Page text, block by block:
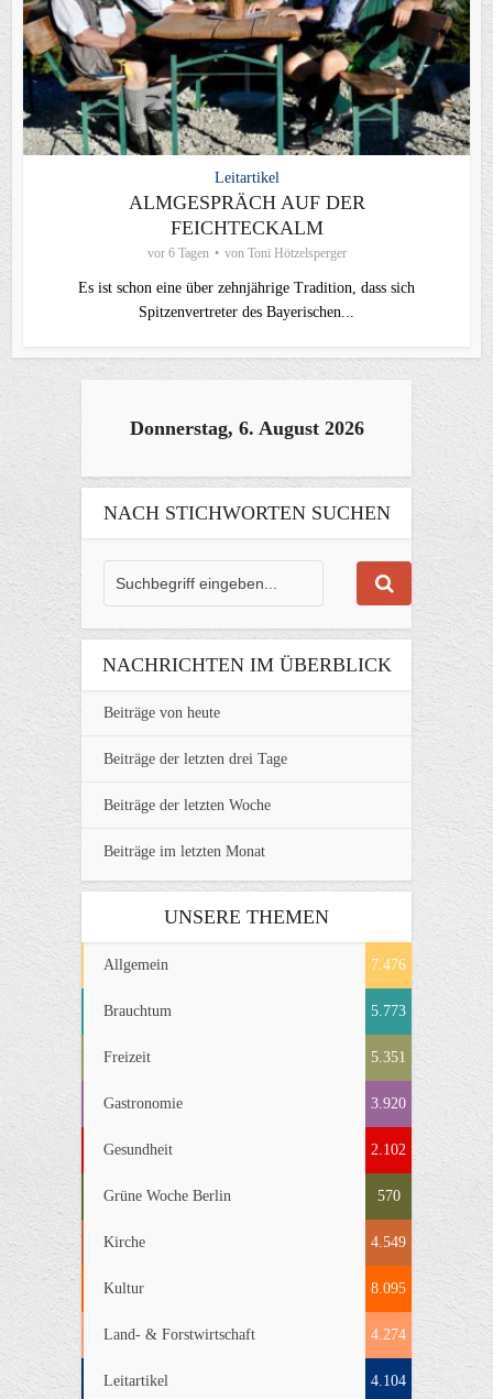
Leitartikel
ALMGESPRÄCH AUF DER
FEICHTECKALM
vor 6 Tagen von Toni Hötzelsperger
Es ist schon eine über zehnjährige Tradition, dass sich
Spitzenvertreter des Bayerischen...
Donnerstag, 6. August 2026
NACH STICHWORTEN SUCHEN
NACHRICHTEN IM ÜBERBLICK
Beiträge von heute
Beiträge der letzten drei Tage
Beiträge der letzten Woche
Beiträge im letzten Monat
UNSERE THEMEN
Allgemein 7.476
Brauchtum 5.773
Freizeit 5.351
Gastronomie 3.920
Gesundheit 2.102
Grüne Woche Berlin 570
Kirche 4.549
Kultur 8.095
Land- & Forstwirtschaft 4.274
Leitartikel 4.104